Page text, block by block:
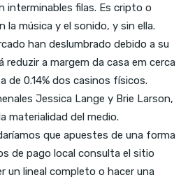
interminables filas. Es cripto o
música y el sonido, y sin ella.
han deslumbrado debido a su
reduzir a margem da casa em cerca
de 0.14% dos casinos físicos.
Jessica Lange y Brie Larson,
materialidad del medio.
que apuestes de una forma
de pago local consulta el sitio
un lineal completo o hacer una